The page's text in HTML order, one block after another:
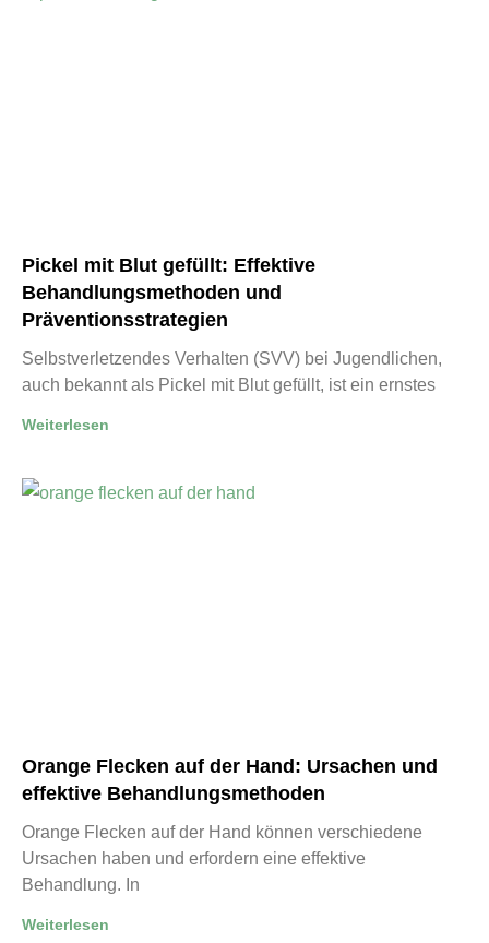
Pickel mit Blut gefüllt: Effektive
Behandlungsmethoden und
Präventionsstrategien
Selbstverletzendes Verhalten (SVV) bei Jugendlichen,
auch bekannt als Pickel mit Blut gefüllt, ist ein ernstes
Weiterlesen
Orange Flecken auf der Hand: Ursachen und
effektive Behandlungsmethoden
Orange Flecken auf der Hand können verschiedene
Ursachen haben und erfordern eine effektive
Behandlung. In
Weiterlesen